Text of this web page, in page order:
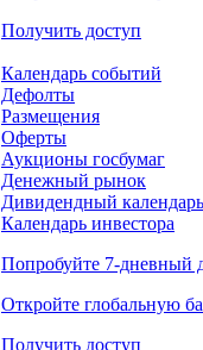
Попробуйте7-дневный
Откройте глобальную
Получить доступ
Календарь событий
Дефолты
Размещения
Оферты
Аукционы госбумаг
Денежный рынок
Дивидендный календарь
Календарь инвестора
Попробуйте7-дневный